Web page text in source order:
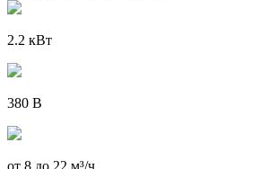
2.2 кВт
380 В
от 8 до 22 м³/ч